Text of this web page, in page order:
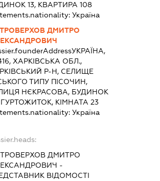
13, КВАРТИРА 108
Україна
ДМИТРО
УКРАЇНА,
ХАРКІВСЬКА ОБЛ.,
Р-Н, СЕЛИЩЕ
ТИПУ ПІСОЧИН,
НЄКРАСОВА, БУДИНОК
ГУРТОЖИТОК, КІМНАТА 23
Україна
ДМИТРО
-
ВІДОМОСТІ